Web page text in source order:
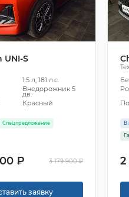
UNI-S
1.5 л, 181 л.с.
Внедорожник 5
дв.
Красный
Спецпредложение
₽ 3 179 900 ₽
заявку
В